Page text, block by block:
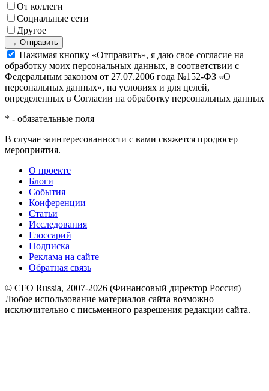
От коллеги
Социальные сети
Другое
→ Отправить
Нажимая кнопку «Отправить», я даю свое согласие на
обработку моих персональных данных, в соответствии с
Федеральным законом от 27.07.2006 года №152-ФЗ «О
персональных данных», на условиях и для целей,
определенных в Согласии на обработку персональных данных
* - обязательные поля
В случае заинтересованности с вами свяжется продюсер
мероприятия.
О проекте
Блоги
События
Конференции
Статьи
Исследования
Глоссарий
Подписка
Реклама на сайте
Обратная связь
© CFO Russia, 2007-2026 (Финансовый директор Россия)
Любое использование материалов сайта возможно
исключительно с письменного разрешения редакции сайта.